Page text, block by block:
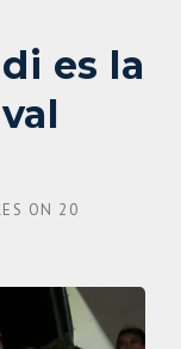
es la
ON 20